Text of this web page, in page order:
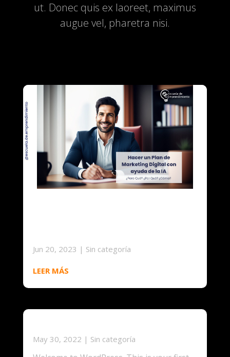
ut. Donec quis ex laoreet, maximus
augue vel, pharetra nisi.
Jun 20, 2023 | Sin categoría
LEER MÁS
May 30, 2022 | Sin categoría